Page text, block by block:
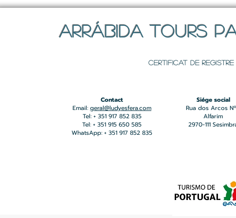
ARRÁBIDA TOURS
Certificat de registre
Contact
Email: geral@ludyesfera.com
Tel: + 351 917 852 835
Tel: + 351 915 650 585
WhatsApp: + 351 917 852 835
Siége social
Rua dos Arcos
Alfarim
2970-111